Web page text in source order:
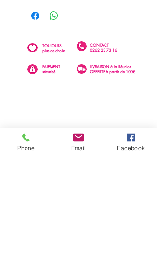
CONTACT
0262 23 73 16
TOUJOURS
plus de choix
PAIEMENT
sécurisé
LIVRAISON à la Réunion
OFFERTE à partir de 100€
Phone Email Facebook